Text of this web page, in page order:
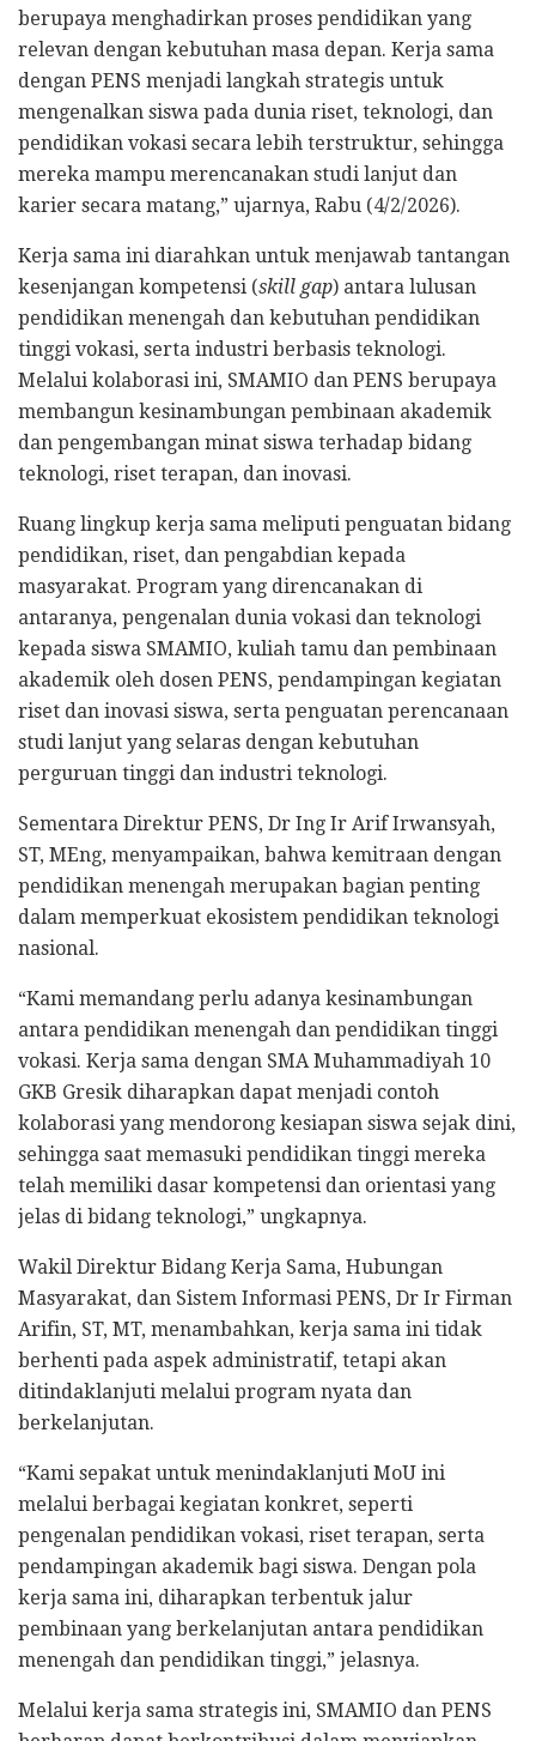
berupaya menghadirkan proses pendidikan yang
relevan dengan kebutuhan masa depan. Kerja sama
dengan PENS menjadi langkah strategis untuk
mengenalkan siswa pada dunia riset, teknologi, dan
pendidikan vokasi secara lebih terstruktur, sehingga
mereka mampu merencanakan studi lanjut dan
karier secara matang,” ujarnya, Rabu (4/2/2026).
Kerja sama ini diarahkan untuk menjawab tantangan
kesenjangan kompetensi (skill gap) antara lulusan
pendidikan menengah dan kebutuhan pendidikan
tinggi vokasi, serta industri berbasis teknologi.
Melalui kolaborasi ini, SMAMIO dan PENS berupaya
membangun kesinambungan pembinaan akademik
dan pengembangan minat siswa terhadap bidang
teknologi, riset terapan, dan inovasi.
Ruang lingkup kerja sama meliputi penguatan bidang
pendidikan, riset, dan pengabdian kepada
masyarakat. Program yang direncanakan di
antaranya, pengenalan dunia vokasi dan teknologi
kepada siswa SMAMIO, kuliah tamu dan pembinaan
akademik oleh dosen PENS, pendampingan kegiatan
riset dan inovasi siswa, serta penguatan perencanaan
studi lanjut yang selaras dengan kebutuhan
perguruan tinggi dan industri teknologi.
Sementara Direktur PENS, Dr Ing Ir Arif Irwansyah,
ST, MEng, menyampaikan, bahwa kemitraan dengan
pendidikan menengah merupakan bagian penting
dalam memperkuat ekosistem pendidikan teknologi
nasional.
“Kami memandang perlu adanya kesinambungan
antara pendidikan menengah dan pendidikan tinggi
vokasi. Kerja sama dengan SMA Muhammadiyah 10
GKB Gresik diharapkan dapat menjadi contoh
kolaborasi yang mendorong kesiapan siswa sejak dini,
sehingga saat memasuki pendidikan tinggi mereka
telah memiliki dasar kompetensi dan orientasi yang
jelas di bidang teknologi,” ungkapnya.
Wakil Direktur Bidang Kerja Sama, Hubungan
Masyarakat, dan Sistem Informasi PENS, Dr Ir Firman
Arifin, ST, MT, menambahkan, kerja sama ini tidak
berhenti pada aspek administratif, tetapi akan
ditindaklanjuti melalui program nyata dan
berkelanjutan.
“Kami sepakat untuk menindaklanjuti MoU ini
melalui berbagai kegiatan konkret, seperti
pengenalan pendidikan vokasi, riset terapan, serta
pendampingan akademik bagi siswa. Dengan pola
kerja sama ini, diharapkan terbentuk jalur
pembinaan yang berkelanjutan antara pendidikan
menengah dan pendidikan tinggi,” jelasnya.
Melalui kerja sama strategis ini, SMAMIO dan PENS